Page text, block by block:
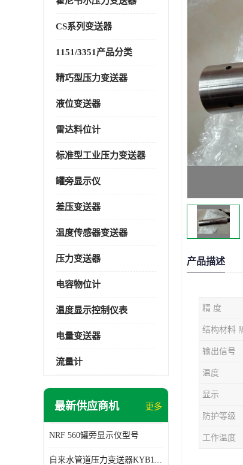
CS系列变送器
1151/3351产品分类
精巧型压力变送器
液位变送器
雷达料位计
标准型工业压力变送器
罐旁显示仪
差压变送器
温度传感器变送器
压力变送器
电容物位计
温度显示控制仪表
电量变送器
流量计
最新供应商机 更多
NRF 560罐旁显示仪型号
自来水管道压力变送器KYB11G03M2型号 使用方便
产品描述
精 度
结构材料
输出信号
温度
显示
防护等级
工作温度